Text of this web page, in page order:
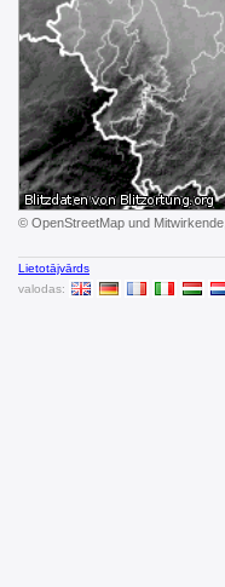
© OpenStreetMap und Mitwirkende,
Lietotājvārds
valodas: